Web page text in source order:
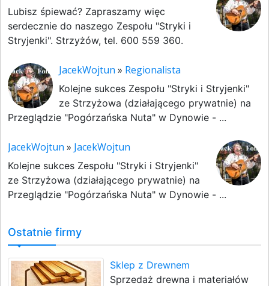
Lubisz śpiewać? Zapraszamy więc
serdecznie do naszego Zespołu "Stryki i
Stryjenki". Strzyżów, tel. 600 559 360.
JacekWojtun » Regionalista
Kolejne sukces Zespołu "Stryki i Stryjenki"
ze Strzyżowa (działającego prywatnie) na
Przeglądzie "Pogórzańska Nuta" w Dynowie - ...
JacekWojtun » JacekWojtun
Kolejne sukces Zespołu "Stryki i Stryjenki"
ze Strzyżowa (działającego prywatnie) na
Przeglądzie "Pogórzańska Nuta" w Dynowie - ...
Ostatnie firmy
Sklep z Drewnem
Sprzedaż drewna i materiałów